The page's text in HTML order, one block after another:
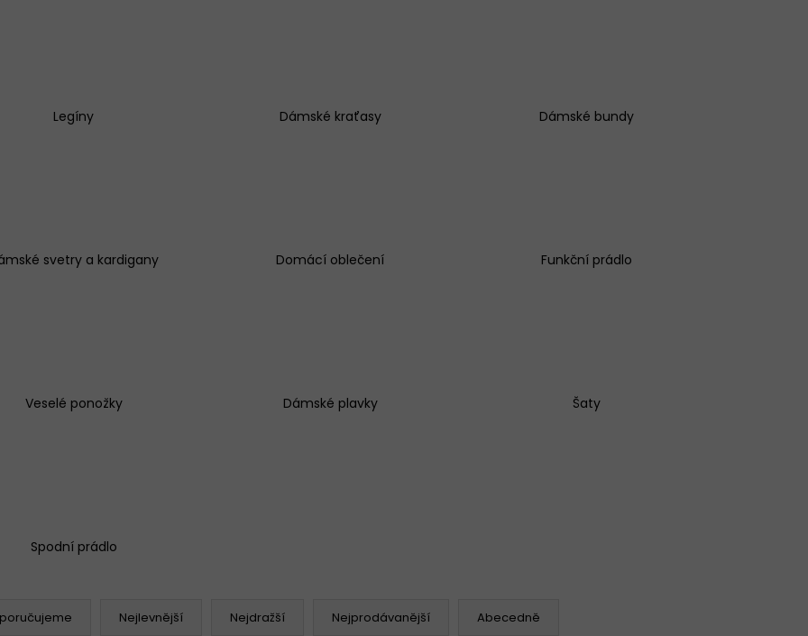
Legíny Dámské kraťasy Dámské bundy
svetry a kardigany Domácí oblečení Funkční prádlo
Veselé ponožky Dámské plavky Šaty
Spodní prádlo
Nejlevnější Nejdražší Nejprodávanější Abecedně